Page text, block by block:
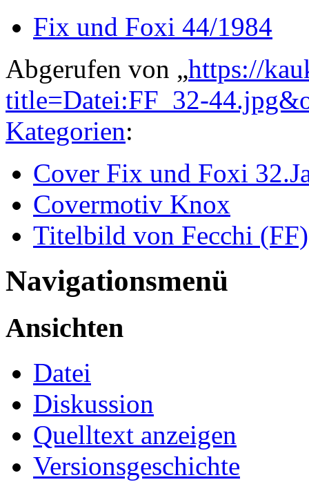
Fix und Foxi 44/1984
Abgerufen von „https://
title=Datei:FF_32-
Kategorien:
Cover Fix und Foxi
Covermotiv Knox
Titelbild von Fecchi (FF)
Navigationsmenü
Ansichten
Datei
Diskussion
Quelltext anzeigen
Versionsgeschichte